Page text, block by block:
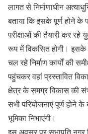
लागत से निर्माणाधीन
बताया कि इसके पूर्ण होने के
परीक्षाओं की तैयारी कर
रूप में विकसित होगी। इसके
चल रहे निर्माण कार्यों की
पहुंचकर वहां प्रस्तावित
क्षेत्र के समग्र विकास की
सभी परियोजनाएं पूर्ण होने
भूमिका निभाएंगी।
इस अवसर पर सभापति नगर